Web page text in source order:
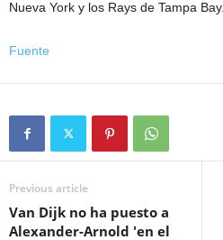
Nueva York y los Rays de Tampa Bay.
Fuente
Previous article
Van Dijk no ha puesto a
Alexander-Arnold 'en el